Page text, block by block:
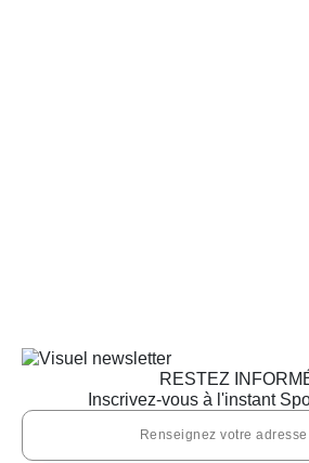
RESTEZ
Inscrivez-vous à l'instant